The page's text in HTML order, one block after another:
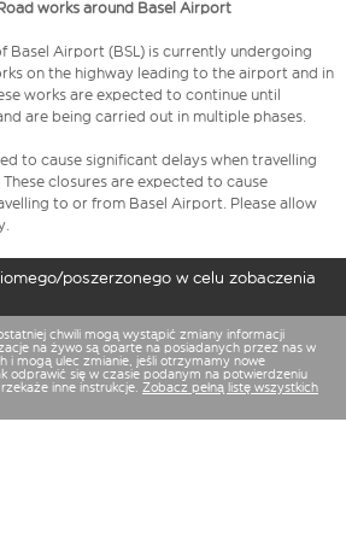
works around Basel Airport
Basel Airport (BSL) is currently undergoing
on the highway leading to the airport and in
works are expected to continue until
are being carried out in multiple phases.
to cause significant delays when travelling
closures are expected to cause
to or from Basel Airport. Please allow
poszerzonego w celu zobaczenia
chwili mogą wystąpić zmiany informacji
na żywo są oparte na posiadanych przez nas w
i mogą ulec zmianie, jeśli otrzymamy nowe
odprawić się w czasie podanym na potwierdzeniu
inne instrukcje. Zobacz pełną listę wszystkich